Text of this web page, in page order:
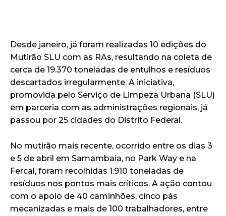
Desde janeiro, já foram realizadas 10 edições do
Mutirão SLU com as RAs, resultando na coleta de
cerca de 19.370 toneladas de entulhos e resíduos
descartados irregularmente. A iniciativa,
promovida pelo Serviço de Limpeza Urbana (SLU)
em parceria com as administrações regionais, já
passou por 25 cidades do Distrito Federal.
No mutirão mais recente, ocorrido entre os dias 3
e 5 de abril em Samambaia, no Park Way e na
Fercal, foram recolhidas 1.910 toneladas de
resíduos nos pontos mais críticos. A ação contou
com o apoio de 40 caminhões, cinco pás
mecanizadas e mais de 100 trabalhadores, entre